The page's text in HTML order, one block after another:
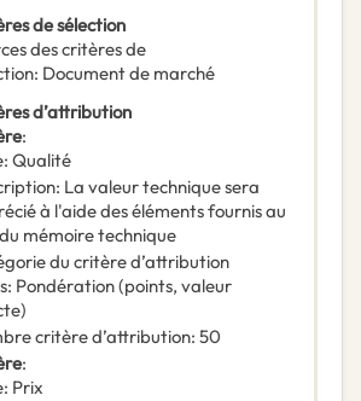
de sélection
des critères de
: Document de marché
d’attribution
:
: Qualité
: La valeur technique sera
à l'aide des éléments fournis au
mémoire technique
du critère d’attribution
: Pondération (points, valeur
critère d’attribution: 50
:
: Prix